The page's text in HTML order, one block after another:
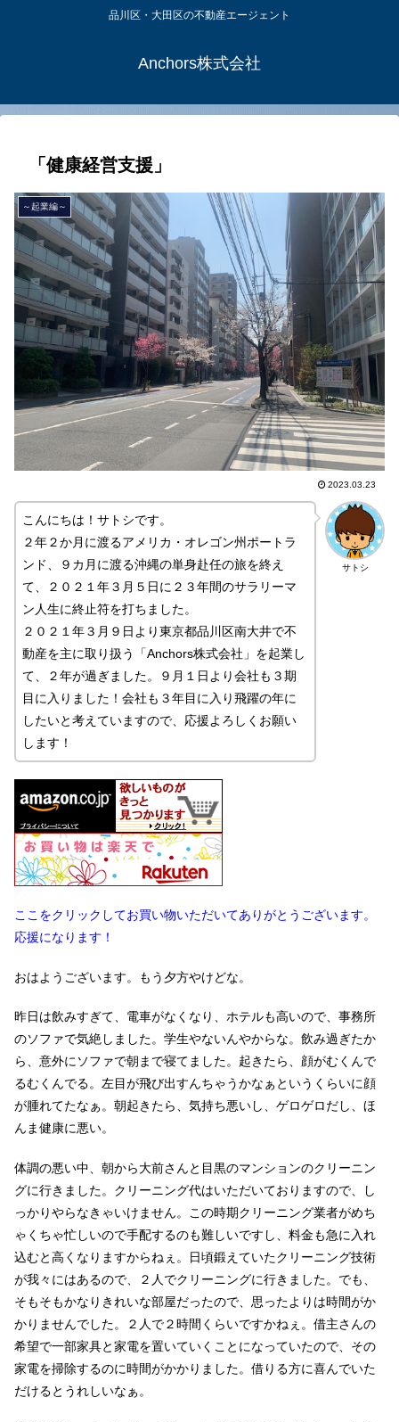
品川区・大田区の不動産エージェント
Anchors株式会社
「健康経営支援」
～起業編～
2023.03.23
サトシ
こんにちは！サトシです。
２年２か月に渡るアメリカ・オレゴン州ポートラ
ンド、９カ月に渡る沖縄の単身赴任の旅を終え
て、２０２１年３月５日に２３年間のサラリーマ
ン人生に終止符を打ちました。
２０２１年３月９日より東京都品川区南大井で不
動産を主に取り扱う「Anchors株式会社」を起業し
て、２年が過ぎました。９月１日より会社も３期
目に入りました！会社も３年目に入り飛躍の年に
したいと考えていますので、応援よろしくお願い
します！
ここをクリックしてお買い物いただいてありがとうございます。
応援になります！
おはようございます。もう夕方やけどな。
昨日は飲みすぎて、電車がなくなり、ホテルも高いので、事務所
のソファで気絶しました。学生やないんやからな。飲み過ぎたか
ら、意外にソファで朝まで寝てました。起きたら、顔がむくんで
るむくんでる。左目が飛び出すんちゃうかなぁというくらいに顔
が腫れてたなぁ。朝起きたら、気持ち悪いし、ゲロゲロだし、ほ
んま健康に悪い。
体調の悪い中、朝から大前さんと目黒のマンションのクリーニン
グに行きました。クリーニング代はいただいておりますので、し
っかりやらなきゃいけません。この時期クリーニング業者がめち
ゃくちゃ忙しいので手配するのも難しいですし、料金も急に入れ
込むと高くなりますからねぇ。日頃鍛えていたクリーニング技術
が我々にはあるので、２人でクリーニングに行きました。でも、
そもそもかなりきれいな部屋だったので、思ったよりは時間がか
かりませんでした。２人で２時間くらいですかねぇ。借主さんの
希望で一部家具と家電を置いていくことになっていたので、その
家電を掃除するのに時間がかかりました。借りる方に喜んでいた
だけるとうれしいなぁ。